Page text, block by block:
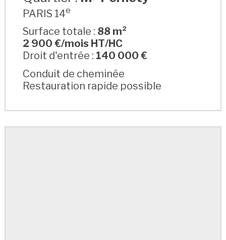
PARIS 14e
Surface totale : 88 m²
2 900 €/mois HT/HC
Droit d'entrée : 140 000 €
Conduit de cheminée
Restauration rapide possible